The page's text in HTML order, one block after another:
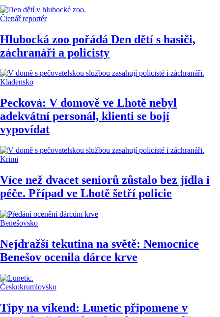
Čtenář reportér
Hlubocká zoo pořádá Den dětí s hasiči,
záchranáři a policisty
Kladensko
Pecková: V domově ve Lhotě nebyl
adekvátní personál, klienti se bojí
vypovídat
Krimi
Více než dvacet seniorů zůstalo bez jídla i
péče. Případ ve Lhotě šetří policie
Benešovsko
Nejdražší tekutina na světě: Nemocnice
Benešov ocenila dárce krve
Českokrumlovsko
Tipy na víkend: Lunetic připomene v